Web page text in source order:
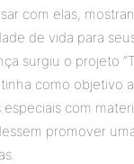
com elas,
de vida para
surgiu o projeto
como objetivo
com
promover